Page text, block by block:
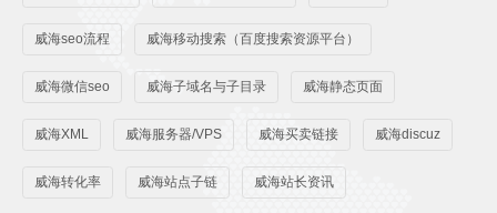
威海seo流程 威海移动搜索（百度搜索资源平台）
威海微信seo 威海子域名与子目录 威海静态页面
威海XML 威海服务器/VPS 威海买卖链接 威海discuz
威海转化率 威海站点子链 威海站长资讯